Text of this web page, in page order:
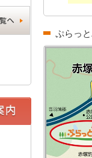
ぷらっ